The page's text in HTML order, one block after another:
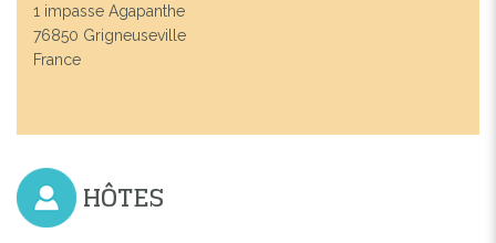
1 impasse Agapanthe
76850 Grigneuseville
France
HÔTES